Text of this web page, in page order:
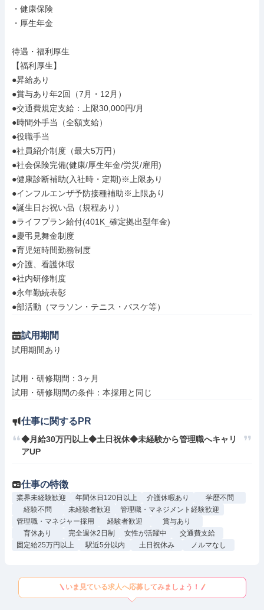
・健康保険
・厚生年金
待遇・福利厚生
【福利厚生】
●昇給あり
●賞与あり年2回（7月・12月）
●交通費規定支給：上限30,000円/月
●時間外手当（全額支給）
●役職手当
●社員紹介制度（最大5万円）
●社会保険完備(健康/厚生年金/労災/雇用)
●健康診断補助(入社時・定期)※上限あり
●インフルエンザ予防接種補助※上限あり
●誕生日お祝い品（規程あり）
●ライフプラン給付(401K_確定拠出型年金)
●慶弔見舞金制度
●育児短時間勤務制度
●介護、看護休暇
●社内研修制度
●永年勤続表彰
●部活動（マラソン・テニス・バスケ等）
試用期間
試用期間あり
試用・研修期間：3ヶ月
仕事に関するPR
◆月給30万円以上◆土日祝休◆未経験から管理職へキャリ
アUP
仕事の特徴
業界未経験歓迎 年間休日120日以上 介護休暇あり
学歴不問
経験不問
未経験者歓迎
管理職・マネジメント経験歓迎
管理職・マネジャー採用
経験者歓迎
賞与あり
育休あり
完全週休2日制 女性が活躍中
交通費支給
固定給25万円以上
駅近5分以内 土日祝休み ノルマなし
いま見ている求人へ応募してみましょう！